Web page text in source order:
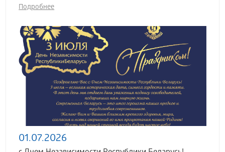
Подробнее
01.07.2026